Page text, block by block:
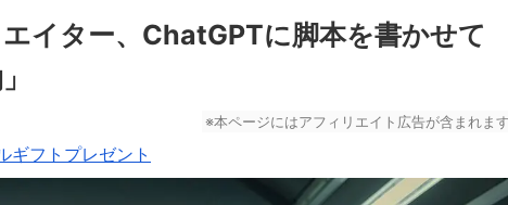
イター、ChatGPTに脚本を書かせて
※本ページにはアフィリエイト広告が含まれま